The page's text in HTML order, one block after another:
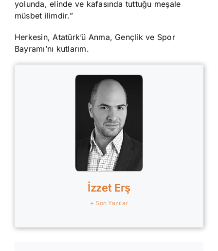
yolunda, elinde ve kafasında tuttuğu meşale
müsbet ilimdir.”
Herkesin, Atatürk’ü Anma, Gençlik ve Spor
Bayramı’nı kutlarım.
İzzet Erş
+ Son Yazılar